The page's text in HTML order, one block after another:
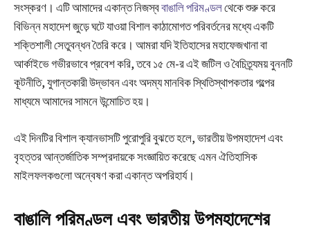
সংস্করণ। এটি আমাদের একান্ত নিজস্ববাঙালি পরিমণ্ডলথেকে শুরু করে
বিভিন্ন মহাদেশ জুড়ে ঘটে যাওয়া বিশাল কাঠামোগত পরিবর্তনের মধ্যে একটি
শক্তিশালী সেতুবন্ধন তৈরি করে। আমরা যদি ইতিহাসের মহাফেজখানা বা
আর্কাইভে গভীরভাবে প্রবেশ করি, তবে ১৫ মে-র এই জটিল ও বৈচিত্র্যময় বুননটি
কূটনীতি, যুগান্তকারী উদ্ভাবন এবং অদম্য মানবিক স্থিতিস্থাপকতার গল্পের
মাধ্যমে আমাদের সামনে উন্মোচিত হয়।
এই দিনটির বিশাল ক্যানভাসটি পুরোপুরি বুঝতে হলে, ভারতীয় উপমহাদেশ এবং
বৃহত্তর আন্তর্জাতিক সম্প্রদায়কে সংজ্ঞায়িত করেছে এমন ঐতিহাসিক
মাইলফলকগুলো অন্বেষণ করা একান্ত অপরিহার্য।
বাঙালি পরিমণ্ডল এবং ভারতীয় উপমহাদেশের